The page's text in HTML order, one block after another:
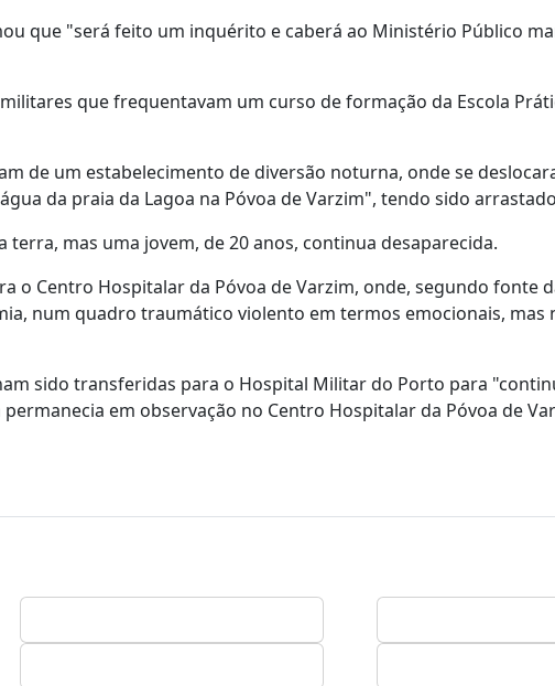
que "será feito um inquérito e caberá ao Ministério Público
que frequentavam um curso de formação da Escola
de um estabelecimento de diversão noturna, onde se
da praia da Lagoa na Póvoa de Varzim", tendo sido
mas uma jovem, de 20 anos, continua desaparecida.
o Centro Hospitalar da Póvoa de Varzim, onde, segundo fonte
num quadro traumático violento em termos emocionais, mas
sido transferidas para o Hospital Militar do Porto para
em observação no Centro Hospitalar da Póvoa de